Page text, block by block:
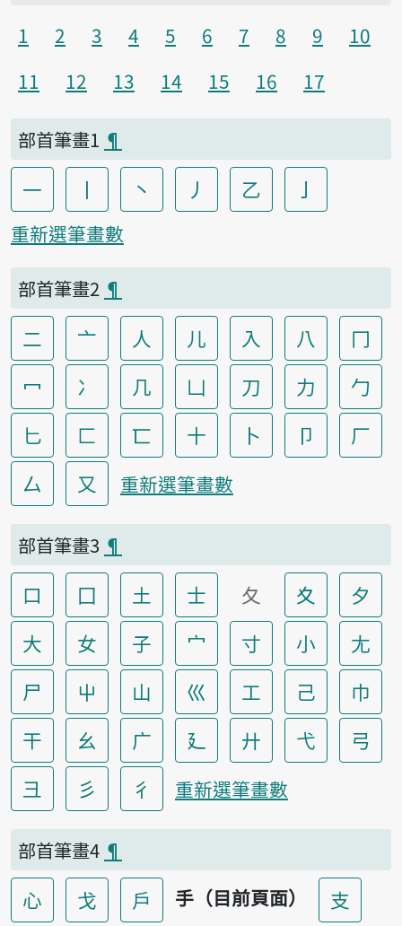
1
2 3 4 5 6 7 8 9
10
11
12 13 14 15 16 17
部首筆畫1 ¶
一 丨 丶 丿 乙 亅
重新選筆畫數
部首筆畫2 ¶
二 亠 人 儿 入 八
冂
冖
冫 几 凵 刀 力
勹
匕
匚 匸 十 卜 卩
厂
厶
又 重新選筆畫數
部首筆畫3 ¶
口 囗 土 士 夂 夊
夕
大
女 子 宀 寸 小
尢
尸
屮 山 巛 工 己
巾
干
幺 广 廴 廾 弋
弓
彐
彡 彳 重新選筆畫數
部首筆畫4 ¶
心 戈 戶 手（目前頁面） 支